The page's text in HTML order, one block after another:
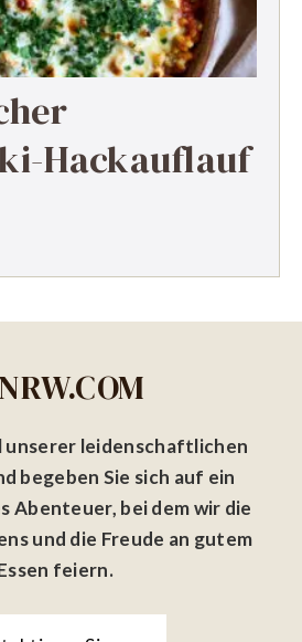
Hackauflauf
unserer leidenschaftlichen
begeben Sie sich auf ein
Abenteuer, bei dem wir die
und die Freude an gutem
feiern.